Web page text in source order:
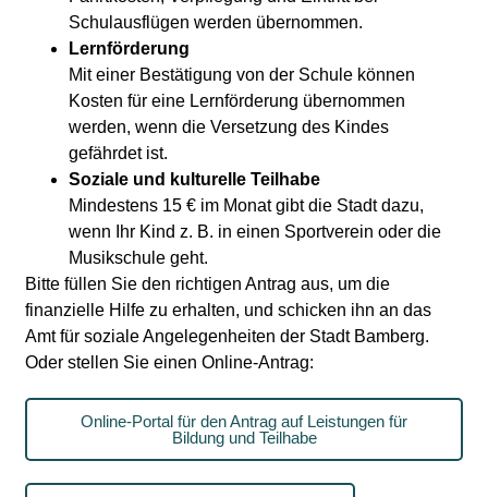
Schulausflügen werden übernommen.
Lernförderung
Mit einer Bestätigung von der Schule können
Kosten für eine Lernförderung übernommen
werden, wenn die Versetzung des Kindes
gefährdet ist.
Soziale und kulturelle Teilhabe
Mindestens 15 € im Monat gibt die Stadt dazu,
wenn Ihr Kind z. B. in einen Sportverein oder die
Musikschule geht.
Bitte füllen Sie den richtigen Antrag aus, um die
finanzielle Hilfe zu erhalten, und schicken ihn an das
Amt für soziale Angelegenheiten der Stadt Bamberg.
Oder stellen Sie einen Online-Antrag:
Online-Portal für den Antrag auf Leistungen für
Bildung und Teilhabe